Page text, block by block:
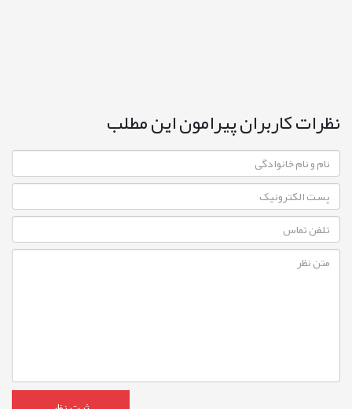
نظرات کاربران پیرامون این مطلب